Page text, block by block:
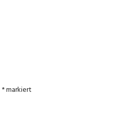
*markiert